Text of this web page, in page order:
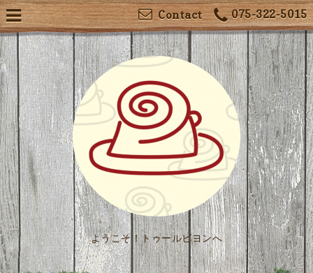
075-322-5015
Contact
ようこそ！トゥールビヨンへ